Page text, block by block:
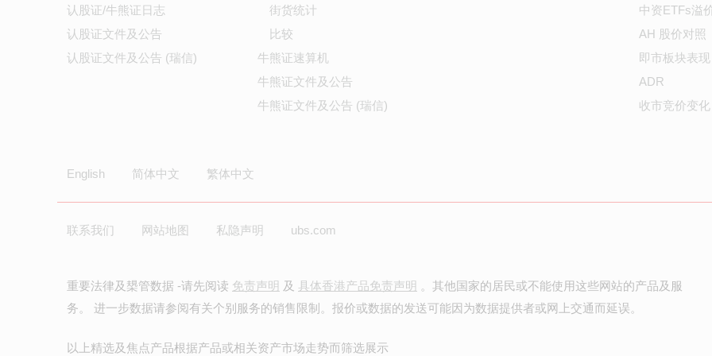
认股证/牛熊证日志
认股证文件及公告
认股证文件及公告 (瑞信)
街货统计
比较
牛熊证速算机
牛熊证文件及公告
牛熊证文件及公告 (瑞信)
中资ETFs溢
AH 股价对照
即市板块表现
ADR
收市竞价变化
English 简体中文 繁体中文
联系我们 网站地图 私隐声明 ubs.com
重要法律及槼管数据 -请先阅读 免责声明 及 具体香港产品免责声明 。其他国家的居民或不能使用这些网站的产品及服
务。 进一步数据请参阅有关个别服务的销售限制。报价或数据的发送可能因为数据提供者或网上交通而延误。
以上精选及焦点产品根据产品或相关资产市场走势而筛选展示